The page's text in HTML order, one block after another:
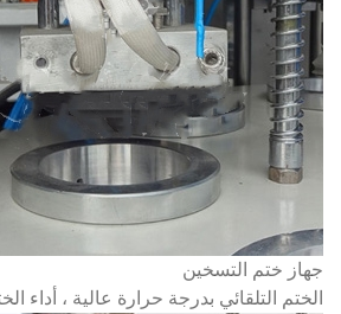
جهاز ختم التسخين
الختم التلقائي بدرجة حرارة عالية ، أداء